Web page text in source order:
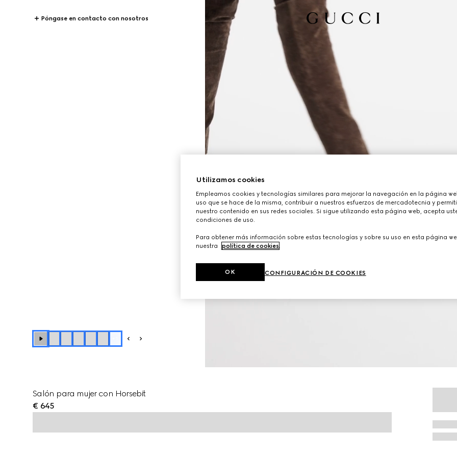
Póngase en contacto con nosotros
Salón para mujer con Horsebit
€ 645
Utilizamos cookies
Empleamos cookies y tecnologías similares para mejorar la navegación en la página
uso que se hace de la misma, contribuir a nuestros esfuerzos de mercadotecnia y
nuestro contenido en sus redes sociales. Si sigue utilizando esta página web, acepta
condiciones de uso.
Para obtener más información sobre estas tecnologías y sobre su uso en esta página
nuestra
política de cookies
CONFIGURACIÓN DE COOKIES
OK